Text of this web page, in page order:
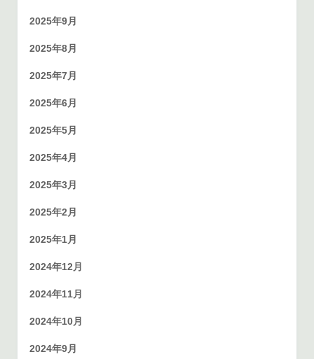
2025年9月
2025年8月
2025年7月
2025年6月
2025年5月
2025年4月
2025年3月
2025年2月
2025年1月
2024年12月
2024年11月
2024年10月
2024年9月